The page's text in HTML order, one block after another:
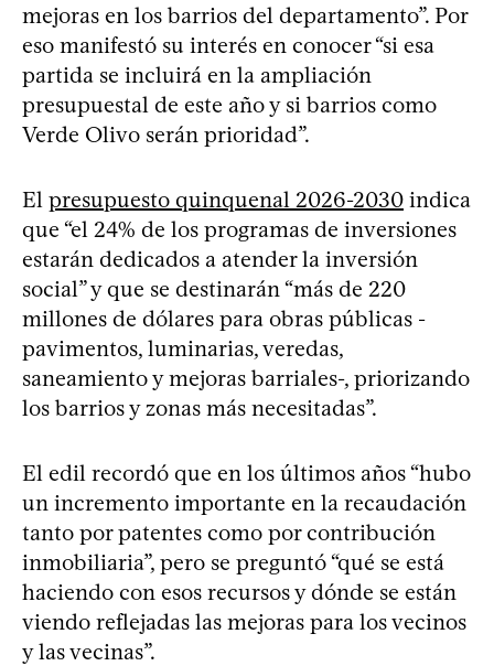
mejoras en los barrios del departamento”. Por
eso manifestó su interés en conocer “si esa
partida se incluirá en la ampliación
presupuestal de este año y si barrios como
Verde Olivo serán prioridad”.
El presupuesto quinquenal 2026-2030 indica
que “el 24% de los programas de inversiones
estarán dedicados a atender la inversión
social” y que se destinarán “más de 220
millones de dólares para obras públicas -
pavimentos, luminarias, veredas,
saneamiento y mejoras barriales-, priorizando
los barrios y zonas más necesitadas”.
El edil recordó que en los últimos años “hubo
un incremento importante en la recaudación
tanto por patentes como por contribución
inmobiliaria”, pero se preguntó “qué se está
haciendo con esos recursos y dónde se están
viendo reflejadas las mejoras para los vecinos
y las vecinas”.